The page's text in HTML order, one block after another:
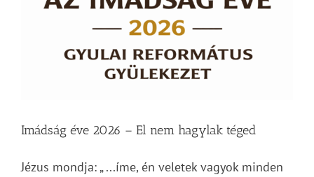
Imádság éve 2026 – El nem hagylak téged
Jézus mondja: „ ...íme, én veletek vagyok minden